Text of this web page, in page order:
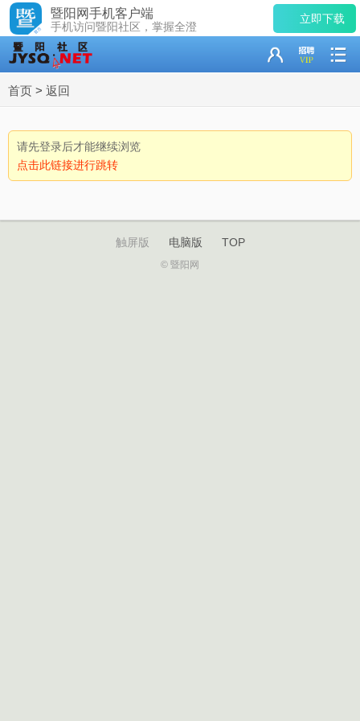
暨阳网手机客户端
手机访问暨阳社区，掌握全澄
立即下载
首页 > 返回
请先登录后才能继续浏览
点击此链接进行跳转
触屏版 电脑版 TOP
© 暨阳网